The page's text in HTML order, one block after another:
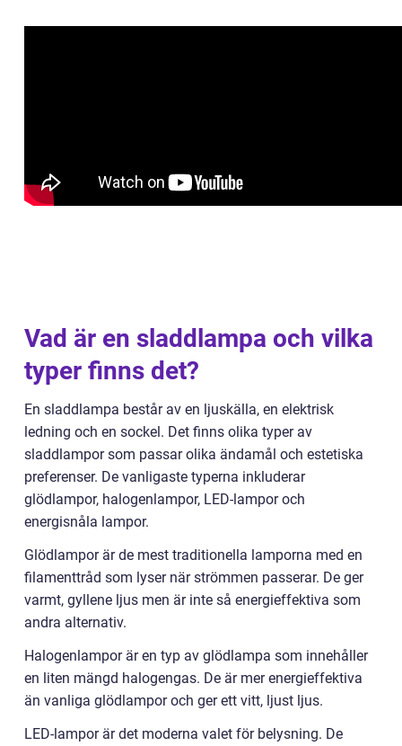
Vad är en sladdlampa och vilka
typer finns det?
En sladdlampa består av en ljuskälla, en elektrisk
ledning och en sockel. Det finns olika typer av
sladdlampor som passar olika ändamål och estetiska
preferenser. De vanligaste typerna inkluderar
glödlampor, halogenlampor, LED-lampor och
energisnåla lampor.
Glödlampor är de mest traditionella lamporna med en
filamenttråd som lyser när strömmen passerar. De ger
varmt, gyllene ljus men är inte så energieffektiva som
andra alternativ.
Halogenlampor är en typ av glödlampa som innehåller
en liten mängd halogengas. De är mer energieffektiva
än vanliga glödlampor och ger ett vitt, ljust ljus.
LED-lampor är det moderna valet för belysning. De